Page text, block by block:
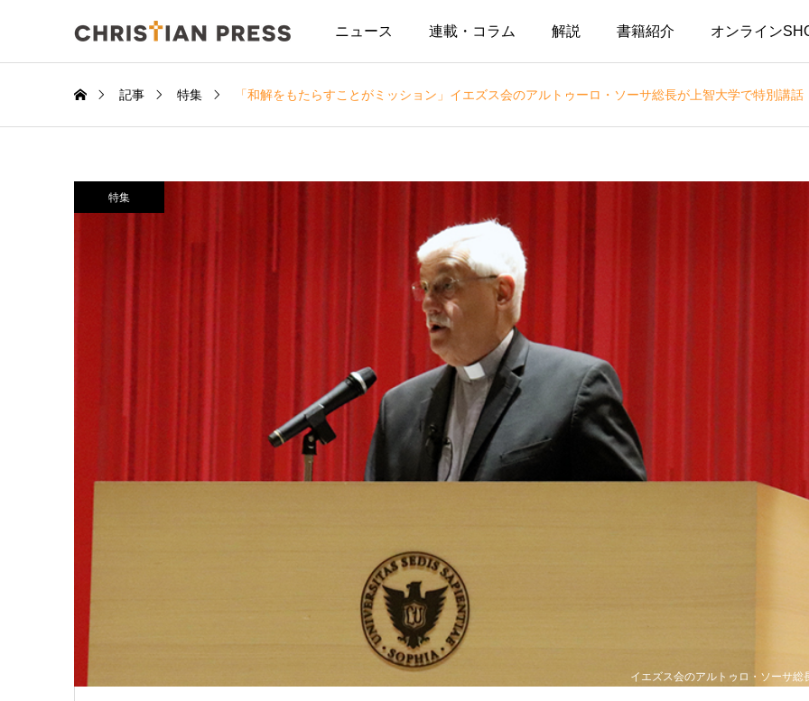
ニュース 連載・コラム 解説 書籍紹介 オンライン
記事 特集 「和解をもたらすことがミッション」イエズス会のアルトゥーロ・ソーサ総長が上智大学で特別講話
イエズス会のアルトゥロ・ソーサ総
特集